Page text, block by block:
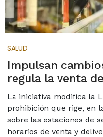
SALUD
Impulsan
regula la venta
La iniciativa modifica la
prohibición que rige, en
sobre las estaciones de
horarios de venta y